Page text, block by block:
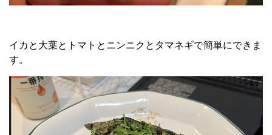
イカと大葉とトマトとニンニクとタマネギで簡単にできま
す。